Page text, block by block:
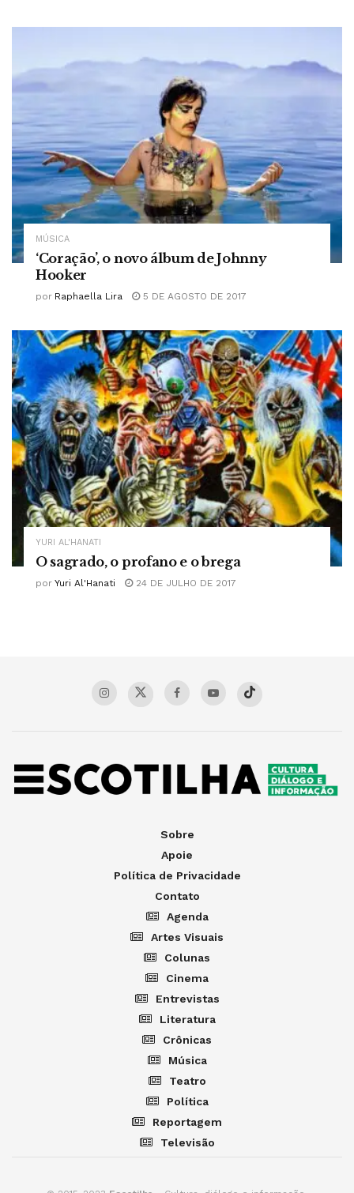
MÚSICA
‘Coração’, o novo álbum de Johnny
Hooker
por Raphaella Lira 5 DE AGOSTO DE 2017
YURI AL'HANATI
O sagrado, o profano e o brega
por Yuri Al'Hanati 24 DE JULHO DE 2017
Sobre
Apoie
Política de Privacidade
Contato
Agenda
Artes Visuais
Colunas
Cinema
Entrevistas
Literatura
Crônicas
Música
Teatro
Política
Reportagem
Televisão